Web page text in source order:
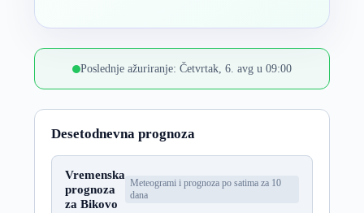
Poslednje ažuriranje: Četvrtak, 6. avg u 09:00
Desetodnevna prognoza
Vremenska
prognoza
za Bikovo
Meteogrami i prognoza po satima za 10
dana